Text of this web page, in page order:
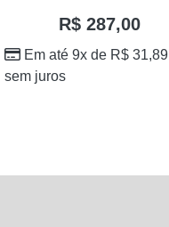
R$ 287,00
Em até 9x de R$ 31,89
sem juros